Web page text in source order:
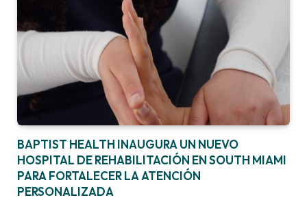
BAPTIST HEALTH INAUGURA UN NUEVO
HOSPITAL DE REHABILITACIÓN EN SOUTH MIAMI
PARA FORTALECER LA ATENCIÓN
PERSONALIZADA